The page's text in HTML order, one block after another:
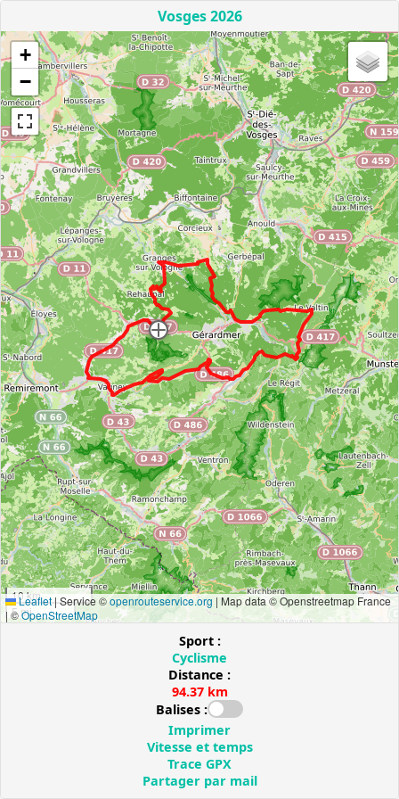
Vosges 2026
+
−
10 km
5 mi
Leaflet|Service ©openrouteservice.org | Map data © Openstreetmap France
| ©OpenStreetMap
Sport :
Cyclisme
Distance :
94.37 km
Balises :
Imprimer
Vitesse et temps
Trace GPX
Partager par mail